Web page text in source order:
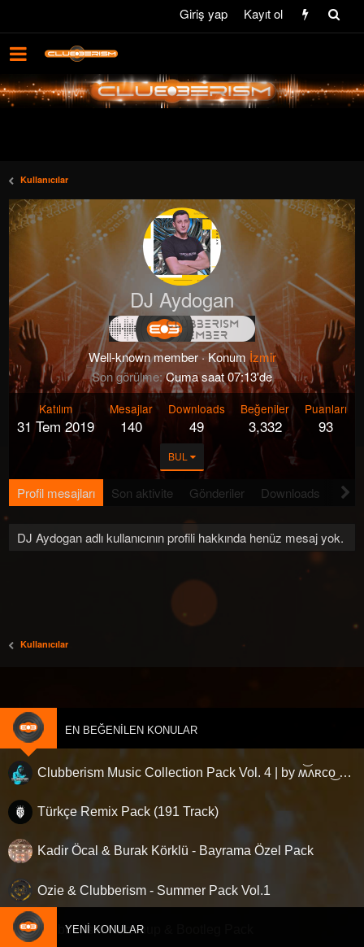
Giriş yap Kayıt ol
Kullanıcılar
DJ Aydogan
Well-known member ·Konum İzmir
Son görülme Cuma saat 07:13'de
Katılım
31 Tem 2019
Mesajlar
140
Downloads
49
Beğeniler
3,332
Puanları
93
BUL
Profil mesajları Son aktivite Gönderiler Downloads
DJ Aydogan adlı kullanıcının profili hakkında henüz mesaj yok.
Kullanıcılar
EN BEĞENILEN KONULAR
Clubberism Music Collection Pack Vol. 4 | by ʍ͝ʌʀco͜ ʌɴϯσɴio ҇
Türkçe Remix Pack (191 Track)
Kadir Öcal & Burak Körklü - Bayrama Özel Pack
Ozie & Clubberism - Summer Pack Vol.1
Clubberism - Mashup & Bootleg Pack
YENI KONULAR